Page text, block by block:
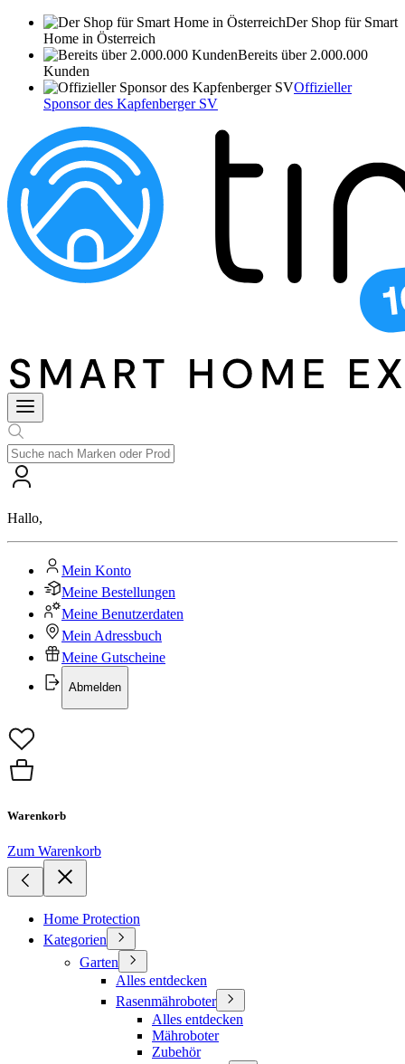
Der Shop für Smart
Home in Österreich
Bereits über 2.000.000
Kunden
Offizieller
Sponsor des Kapfenberger SV
Hallo,
Mein Konto
Meine Bestellungen
Meine Benutzerdaten
Mein Adressbuch
Meine Gutscheine
Abmelden
Warenkorb
Zum Warenkorb
Home Protection
Kategorien
Garten
Alles entdecken
Rasenmähroboter
Alles entdecken
Mähroboter
Zubehör